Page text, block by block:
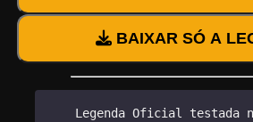
BAIXAR SÓ A
Legenda Oficial testada